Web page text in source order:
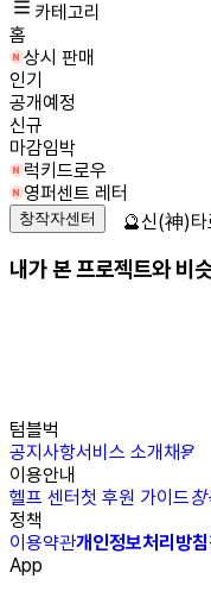
카테고리
홈
상시 판매
인기
공개예정
신규
마감임박
럭키드로우
영퍼센트 레터
창작자센터
내가 본 프로젝트와 비
텀블벅
공지사항서비스 소개채용N
이용안내
헬프 센터첫 후원 가이드
정책
이용약관개인정보처리방침
App
🔮신(神)타